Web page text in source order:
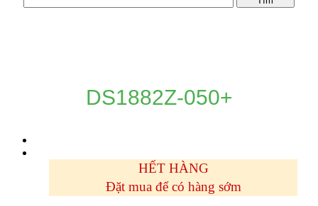
DS1882Z-050+
HẾT HÀNG
Đặt mua để có hàng sớm